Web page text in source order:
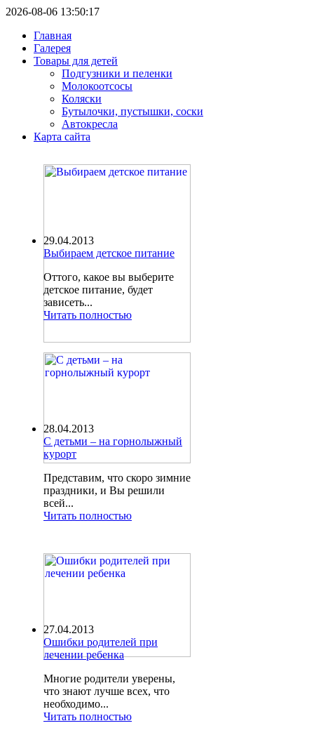
2026-08-06 13:50:17
Главная
Галерея
Товары для детей
Подгузники и пеленки
Молокоотсосы
Коляски
Бутылочки, пустышки, соски
Автокресла
Карта сайта
29.04.2013
Выбираем детское питание
Оттого, какое вы выберите
детское питание, будет
зависеть...
Читать полностью
28.04.2013
С детьми – на горнолыжный
курорт
Представим, что скоро зимние
праздники, и Вы решили
всей...
Читать полностью
27.04.2013
Ошибки родителей при
лечении ребенка
Многие родители уверены,
что знают лучше всех, что
необходимо...
Читать полностью